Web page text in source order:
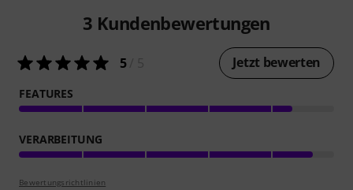
3 Kundenbewertungen
5/ 5 Jetzt bewerten
FEATURES
VERARBEITUNG
Bewertungsrichtlinien